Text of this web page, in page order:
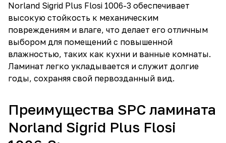
Norland Sigrid Plus Flosi 1006-3 обеспечивает
высокую стойкость к механическим
повреждениям и влаге, что делает его отличным
выбором для помещений с повышенной
влажностью, таких как кухни и ванные комнаты.
Ламинат легко укладывается и служит долгие
годы, сохраняя свой первозданный вид.
Преимущества SPC ламината
Norland Sigrid Plus Flosi